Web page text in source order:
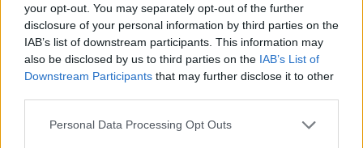
your opt-out. You may separately opt-out of the further
disclosure of your personal information by third parties on the
IAB’s list of downstream participants. This information may
also be disclosed by us to third parties on the IAB’s List of
Downstream Participants that may further disclose it to other
Personal Data Processing Opt Outs
Ειδήσεις σήμερα